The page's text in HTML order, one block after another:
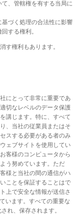
、管轄権を有する当局に
づく処理の合法性に影響
する権利。
す権利もあります。
にとって非常に重要であ
切なレベルのデータ保護
講じます。特に、すべて
、当社の従業員またはそ
スする必要がある者のみ
ェブサイトを使用してい
客様のコンピュータから
う努めています。ただ
様と当社の間の通信がハ
ことを保証することはで
上で安全な情報が送信さ
います。すべての重要な
れ、保存されます。